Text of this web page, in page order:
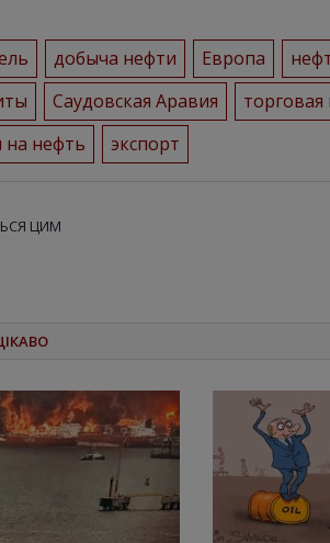
добыча нефти Европа
Саудовская Аравия
на нефть
экспорт
ЦИМ